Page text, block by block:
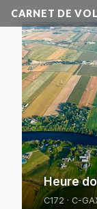
CARNET DE VOL
C172 · C-
Heure
C172 · C-